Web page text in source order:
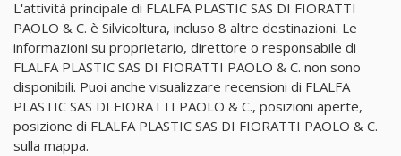
L'attività principale di FLALFA PLASTIC SAS DI FIORATTI
PAOLO & C. è Silvicoltura, incluso 8 altre destinazioni. Le
informazioni su proprietario, direttore o responsabile di
FLALFA PLASTIC SAS DI FIORATTI PAOLO & C. non sono
disponibili. Puoi anche visualizzare recensioni di FLALFA
PLASTIC SAS DI FIORATTI PAOLO & C., posizioni aperte,
posizione di FLALFA PLASTIC SAS DI FIORATTI PAOLO & C.
sulla mappa.